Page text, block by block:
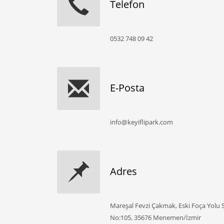
Telefon
0532 748 09 42
E-Posta
info@keyiflipark.com
Adres
Mareşal Fevzi Çakmak, Eski Foça Yolu
No:105, 35676 Menemen/İzmir